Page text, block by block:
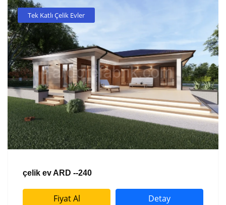
Tek Katlı Çelik Evler
çelik ev ARD --240
Fiyat Al Detay